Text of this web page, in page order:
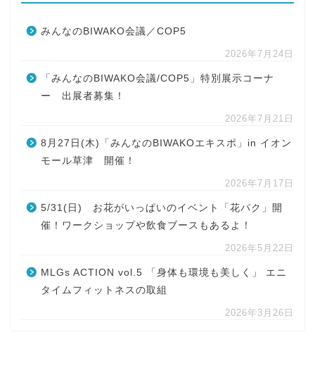
みんなのBIWAKO会議／COP5
2026年7月24日
「みんなのBIWAKO会議/COP5」特別展示コーナ
ー 出展者募集！
2026年7月21日
8月27日(木)「みんなのBIWAKOエキスポ」in イオン
モール草津 開催！
2026年7月17日
5/31(日) お花がいっぱいのイベント「花パク」開
催！ワークショップや飲食ブースもあるよ！
2026年5月22日
MLGs ACTION vol.5 「身体も環境も美しく」 エニ
タイムフィットネスの取組
2026年3月26日